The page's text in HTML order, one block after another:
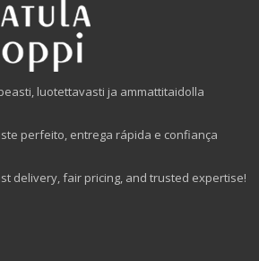
luotettavasti ja ammattitaidolla
perfeito, entrega rápida e confiança
delivery, fair pricing, and trusted expertise!